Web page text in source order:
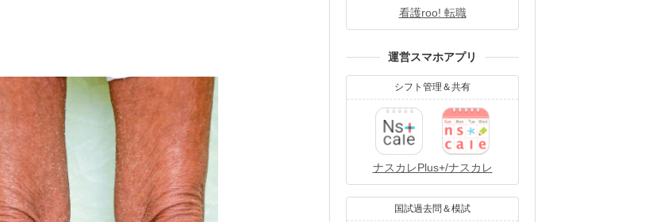
看護roo! 転職
運営スマホアプリ
シフト管理＆共有
ナスカレPlus+/ナスカレ
国試過去問＆模試